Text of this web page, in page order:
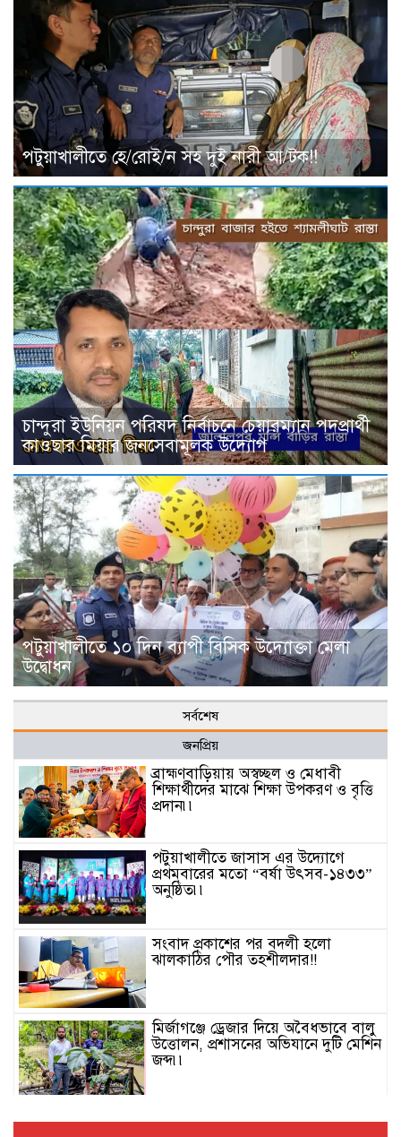
পটুয়াখালীতে হে/রোই/ন সহ দুই নারী আ/টক!!
চান্দুরা ইউনিয়ন পরিষদ নির্বাচনে চেয়ারম্যান পদপ্রার্থী
কাওছার মিয়ার জনসেবামূলক উদ্যোগ
পটুয়াখালীতে ১০ দিন ব্যাপী বিসিক উদ্যোক্তা মেলা
উদ্বোধন
সর্বশেষ
জনপ্রিয়
ব্রাহ্মণবাড়িয়ায় অস্বচ্ছল ও মেধাবী
শিক্ষার্থীদের মাঝে শিক্ষা উপকরণ ও বৃত্তি
প্রদান৷৷
পটুয়াখালীতে জাসাস এর উদ্যোগে
প্রথমবারের মতো “বর্ষা উৎসব-১৪৩৩”
অনুষ্ঠিত৷৷
সংবাদ প্রকাশের পর বদলী হলো
ঝালকাঠির পৌর তহশীলদার!!
মির্জাগঞ্জে ড্রেজার দিয়ে অবৈধভাবে বালু
উত্তোলন, প্রশাসনের অভিযানে দুটি মেশিন
জব্দ৷৷